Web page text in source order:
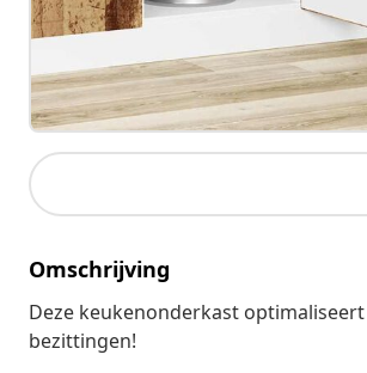
Omschrijving
Deze keukenonderkast
bezittingen!